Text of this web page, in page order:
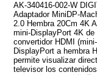
AK-340416-002-W
Adaptador MiniDP-
2.0 Hembra 20Cm 4K
mini-DisplayPort 4K de
convertidor HDMI
DisplayPort a hembra
permite visualizar
televisor los